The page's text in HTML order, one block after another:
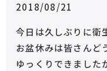
2018/08/21
今日は久しぶりに
お盆休みは皆さんど
ゆっくりできました